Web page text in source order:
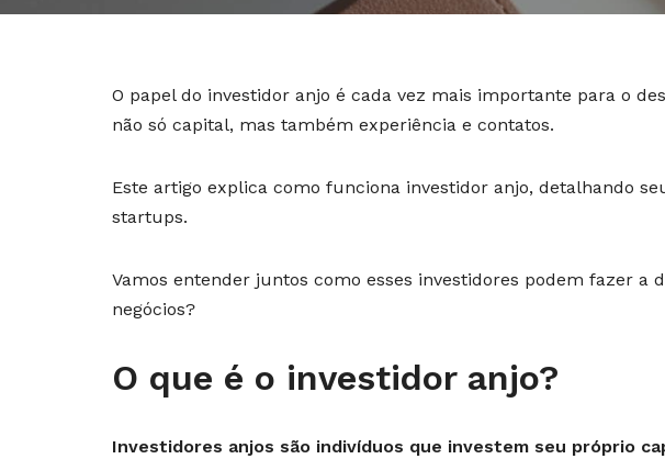
O papel do investidor anjo é cada vez mais importante para o
não só capital, mas também experiência e contatos.
Este artigo explica como funciona investidor anjo, detalhando
startups.
Vamos entender juntos como esses investidores podem fazer a
negócios?
O que é o investidor anjo?
Investidores anjos são indivíduos que investem seu próprio